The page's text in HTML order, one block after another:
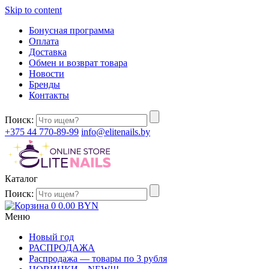
Skip to content
Бонусная программа
Оплата
Доставка
Обмен и возврат товара
Новости
Бренды
Контакты
Поиск:
+375 44 770-89-99 info@elitenails.by
Каталог
Поиск:
0 0.00 BYN
Меню
Новый год
РАСПРОДАЖА
Распродажа — товары по 3 рубля